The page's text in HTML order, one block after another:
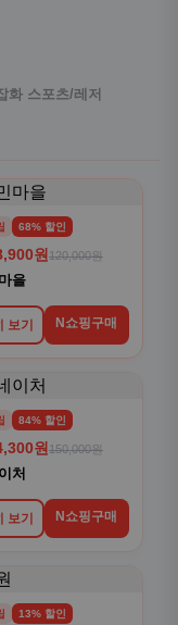
화 스포츠/레저
68% 할인
원 120,000원
을
보기 N쇼핑구매
84% 할인
원 150,000원
처
보기 N쇼핑구매
13% 할인